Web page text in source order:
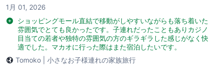
1月 01, 2026
ショッピングモール直結で移動がしやすいながらも落ち着いた
雰囲気でとても良かったです。子連れだったこともありカジノ
目当ての若者や独特の雰囲気の方のギラギラした感じがなく快
適でした。マカオに行った際はまた宿泊したいです。
Tomoko
小さなお子様連れの家族旅行